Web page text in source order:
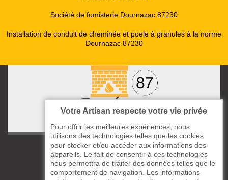
Société de fumisterie Dournazac 87230
Installation de conduit de cheminée et poele à granules à la norme
Dournazac 87230
ccas le Bourg
87220 Boisseuil
05 33 06 14 49
Votre Artisan respecte votre vie privée
Pour offrir les meilleures expériences, nous
utilisons des technologies telles que les cookies
pour stocker et/ou accéder aux informations des
appareils. Le fait de consentir à ces technologies
nous permettra de traiter des données telles que le
comportement de navigation. Les informations